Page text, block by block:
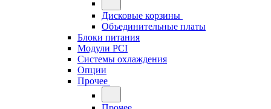
Дисковые корзины
Объединительные платы
Блоки питания
Модули PCI
Системы охлаждения
Опции
Прочее